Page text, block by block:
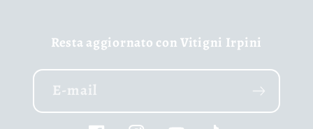
Resta aggiornato con Vitigni Irpini
E-mail